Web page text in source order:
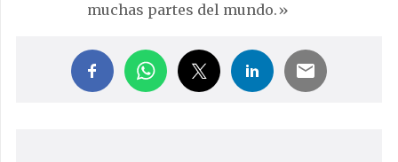
muchas partes del mundo.»